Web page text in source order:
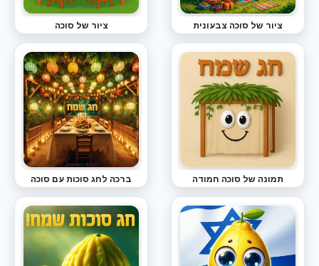
ציור של סוכה צבעונית ציור של סוכה
תמונה של סוכה חמודה ברכה לחג סוכות עם סוכה